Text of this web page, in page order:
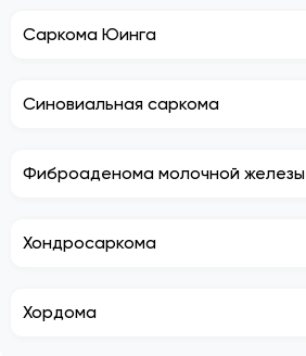
Саркома Юинга
Синовиальная саркома
Фиброаденома молочной железы
Хондросаркома
Хордома